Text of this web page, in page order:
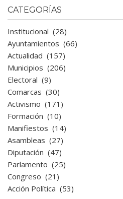
CATEGORÍAS
Institucional (28)
Ayuntamientos (66)
Actualidad (157)
Municipios (206)
Electoral (9)
Comarcas (30)
Activismo (171)
Formación (10)
Manifiestos (14)
Asambleas (27)
Diputación (47)
Parlamento (25)
Congreso (21)
Acción Política (53)